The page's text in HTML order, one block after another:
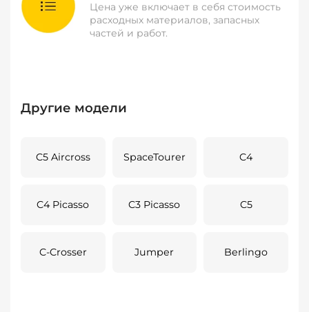
Цена уже включает в себя стоимость
расходных материалов, запасных
частей и работ.
Другие модели
C5 Aircross SpaceTourer C4
C4 Picasso C3 Picasso C5
C-Crosser Jumper Berlingo